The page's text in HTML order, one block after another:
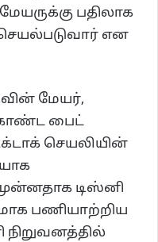
பதிலாக
என
மேயர்,
பைட்
செயலியின்
டிஸ்னி
பணியாற்றிய